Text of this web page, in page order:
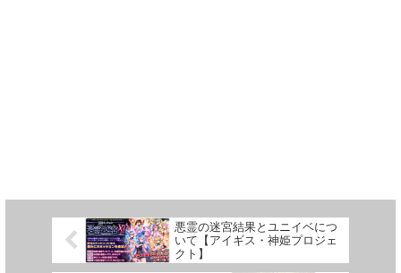
悪霊の迷宮結果とユニイベにつ
いて【アイギス・神姫プロジェ
クト】